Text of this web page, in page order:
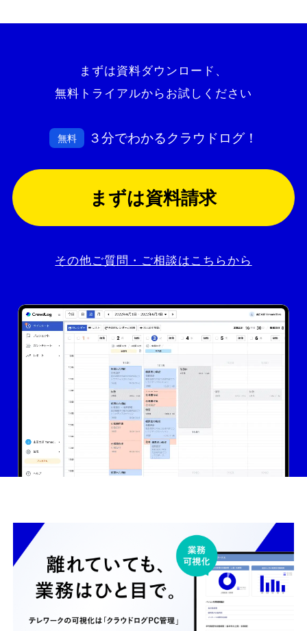
まずは資料ダウンロード、
無料トライアルからお試しください
無料 ３分でわかるクラウドログ！
まずは資料請求
その他ご質問・ご相談はこちらから